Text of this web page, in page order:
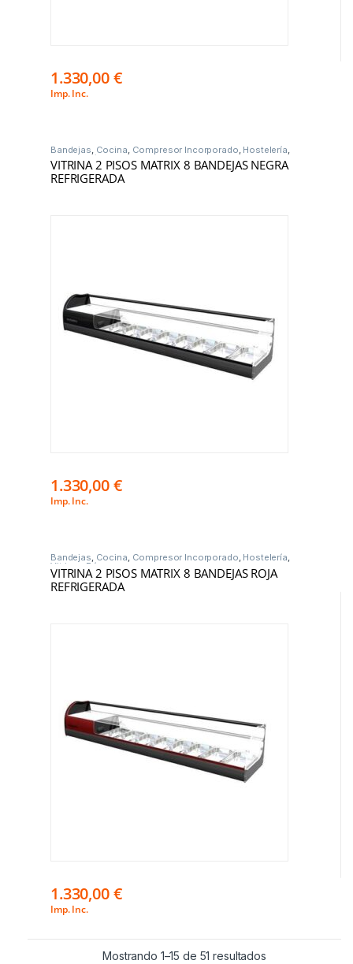
1.330,00€
Imp. Inc.
Bandejas Cocina Compresor Incorporado Hostelería
Vitrinas Frío
VITRINA 2 PISOS MATRIX 8 BANDEJAS NEGRA
REFRIGERADA
1.330,00€
Imp. Inc.
Bandejas, Cocina, Compresor Incorporado, Hostelería,
Vitrinas Frío
VITRINA 2 PISOS MATRIX 8 BANDEJAS ROJA
REFRIGERADA
1.330,00€
Imp. Inc.
Mostrando 1–15 de 51 resultados